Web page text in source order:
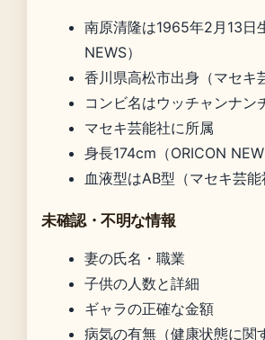
南原清隆は1965年2月13日
NEWS）
香川県高松市出身（マセキ
コンビ名はウッチャンナン
マセキ芸能社に所属
身長174cm（ORICON
血液型はAB型（マセキ芸能
未確認・不明な情報
妻の氏名・職業
子供の人数と詳細
ギャラの正確な金額
病気の有無（健康状態に関